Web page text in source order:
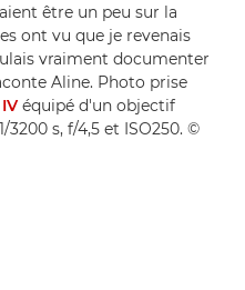
être un peu sur la
ont vu que je revenais
vraiment documenter
Aline. Photo prise
équipé d'un objectif
3200 s, f/4,5 et ISO250. ©